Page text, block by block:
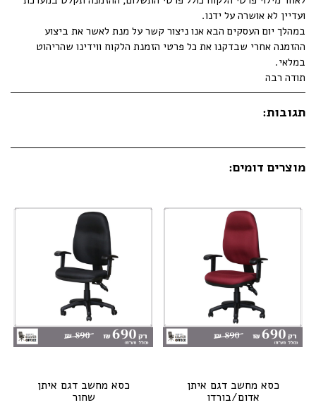
ועדיין לא אושרה על ידנו.
במהלך יום העסקים הבא אנו ניצור קשר על מנת לאשר את ביצוע
ההזמנה אחרי שבדקנו את כל פרטי הזמנת הלקוח ווידינו שהריהוט
במלאי.
תודה רבה
תגובות:
מוצרים דומים:
כסא מחשב דגם איתן
אדום/בורדו
כסא מחשב דגם איתן
שחור